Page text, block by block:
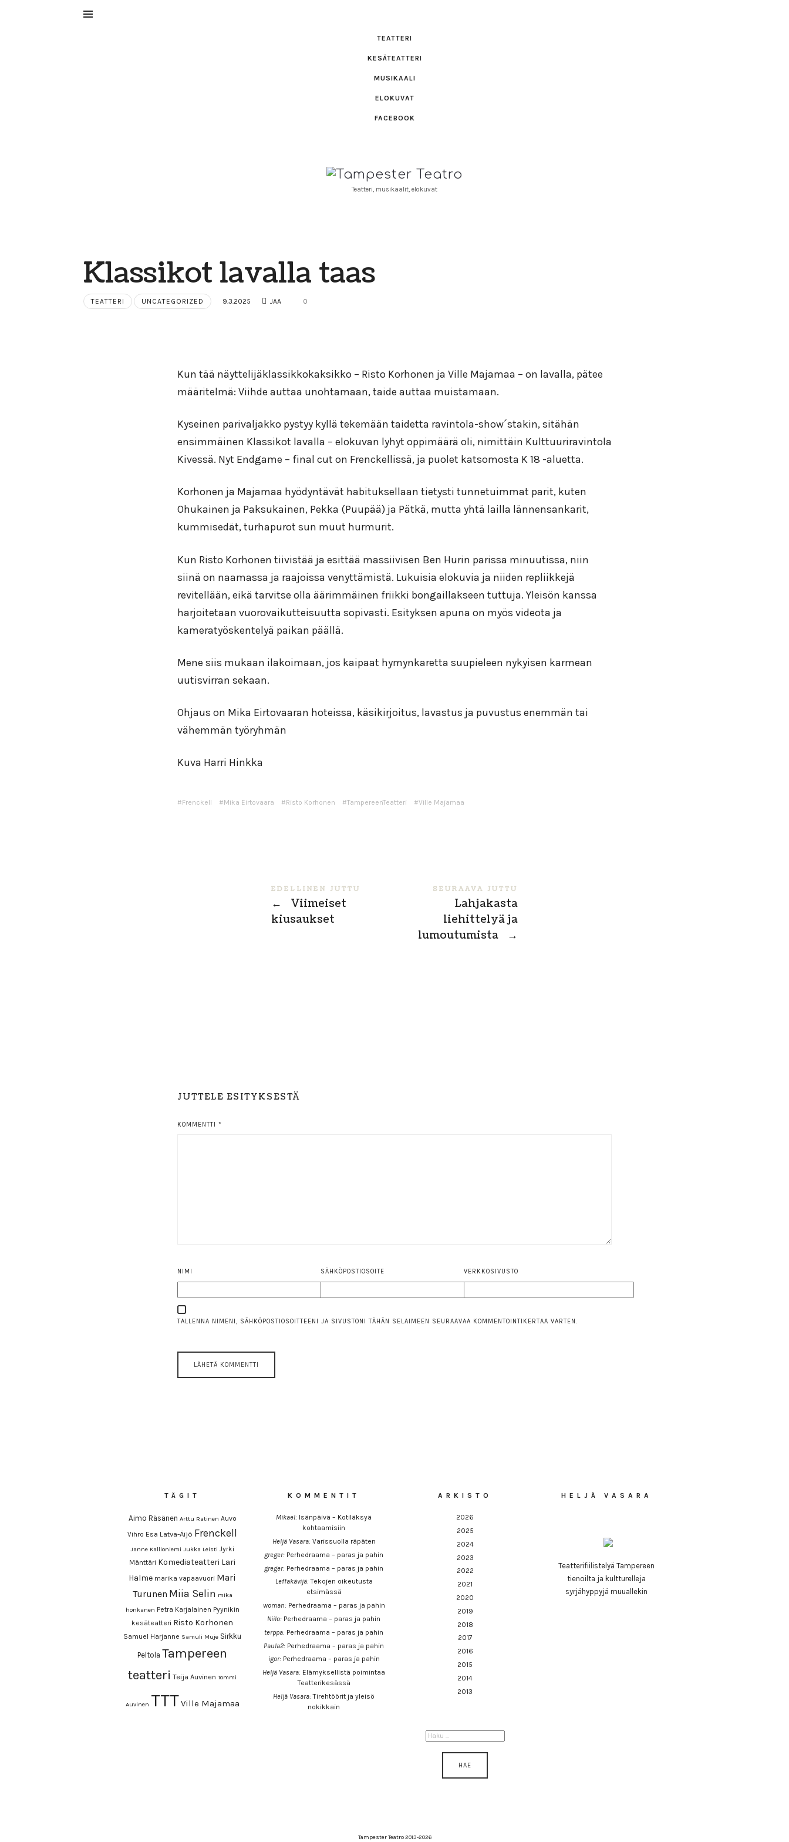
TEATTERI
KESÄTEATTERI
MUSIKAALI
ELOKUVAT
FACEBOOK
Tampester
TeatroTeatteri, musikaalit, elokuvat
Klassikot lavalla taas
TEATTERI UNCATEGORIZED 9.3.2025 JAA 0
Kun tää näyttelijäklassikkokaksikko – Risto Korhonen ja Ville Majamaa – on lavalla, pätee
määritelmä: Viihde auttaa unohtamaan, taide auttaa muistamaan.
Kyseinen parivaljakko pystyy kyllä tekemään taidetta ravintola-show´stakin, sitähän
ensimmäinen Klassikot lavalla – elokuvan lyhyt oppimäärä oli, nimittäin Kulttuuriravintola
Kivessä. Nyt Endgame – final cut on Frenckellissä, ja puolet katsomosta K 18 -aluetta.
Korhonen ja Majamaa hyödyntävät habituksellaan tietysti tunnetuimmat parit, kuten
Ohukainen ja Paksukainen, Pekka (Puupää) ja Pätkä, mutta yhtä lailla lännensankarit,
kummisedät, turhapurot sun muut hurmurit.
Kun Risto Korhonen tiivistää ja esittää massiivisen Ben Hurin parissa minuutissa, niin
siinä on naamassa ja raajoissa venyttämistä. Lukuisia elokuvia ja niiden repliikkejä
revitellään, eikä tarvitse olla äärimmäinen friikki bongaillakseen tuttuja. Yleisön kanssa
harjoitetaan vuorovaikutteisuutta sopivasti. Esityksen apuna on myös videota ja
kameratyöskentelyä paikan päällä.
Mene siis mukaan ilakoimaan, jos kaipaat hymynkaretta suupieleen nykyisen karmean
uutisvirran sekaan.
Ohjaus on Mika Eirtovaaran hoteissa, käsikirjoitus, lavastus ja puvustus enemmän tai
vähemmän työryhmän
Kuva Harri Hinkka
Frenckell Mika Eirtovaara Risto Korhonen TampereenTeatteri Ville Majamaa
EDELLINEN JUTTU
←
Viimeiset
kiusaukset
SEURAAVA JUTTU
Lahjakasta
liehittelyä ja
lumoutumista
→
JUTTELE ESITYKSESTÄ
KOMMENTTI *
NIMI SÄHKÖPOSTIOSOITE VERKKOSIVUSTO
TALLENNA NIMENI, SÄHKÖPOSTIOSOITTEENI JA SIVUSTONI TÄHÄN SELAIMEEN SEURAAVAA KOMMENTOINTIKERTAA VARTEN.
TÄGIT
Aimo Räsänen Arttu Ratinen Auvo
Vihro Esa Latva-Äijö Frenckell
Janne Kallioniemi Jukka Leisti Jyrki
Mänttäri Komediateatteri Lari
Halme marika vapaavuori Mari
Turunen Miia Selin mika
honkanen Petra Karjalainen Pyynikin
kesäteatteri Risto Korhonen
Samuel Harjanne Samuli Muje Sirkku
Peltola Tampereen
teatteri Teija Auvinen Tommi
Auvinen TTTVille Majamaa
KOMMENTIT
Mikael: Isänpäivä – Kotiläksyä
kohtaamisiin
Heljä Vasara: Varissuolla räpäten
greger: Perhedraama – paras ja pahin
greger: Perhedraama – paras ja pahin
Leffakävijä:Tekojen oikeutusta
etsimässä
woman: Perhedraama – paras ja pahin
Niilo: Perhedraama – paras ja pahin
terppa: Perhedraama – paras ja pahin
Paula2: Perhedraama – paras ja pahin
igor: Perhedraama – paras ja pahin
Heljä Vasara: Elämyksellistä poimintaa
Teatterikesässä
Heljä Vasara:Tirehtöörit ja yleisö
nokikkain
ARKISTO
2026
2025
2024
2023
2022
2021
2020
2019
2018
2017
2016
2015
2014
2013
HAKU:
HELJÄ VASARA
Teatterifiilistelyä Tampereen
tienoilta ja kultturelleja
syrjähyppyjä muuallekin
Tampester Teatro 2013-2026